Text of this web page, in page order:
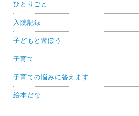
ひとりごと
入院記録
子どもと遊ぼう
子育て
子育ての悩みに答えます
絵本だな